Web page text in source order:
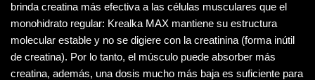
brinda creatina más efectiva a las células musculares que el
monohidrato regular: Krealka MAX mantiene su estructura
molecular estable y no se digiere con la creatinina (forma inútil
de creatina). Por lo tanto, el músculo puede absorber más
creatina, además, una dosis mucho más baja es suficiente para